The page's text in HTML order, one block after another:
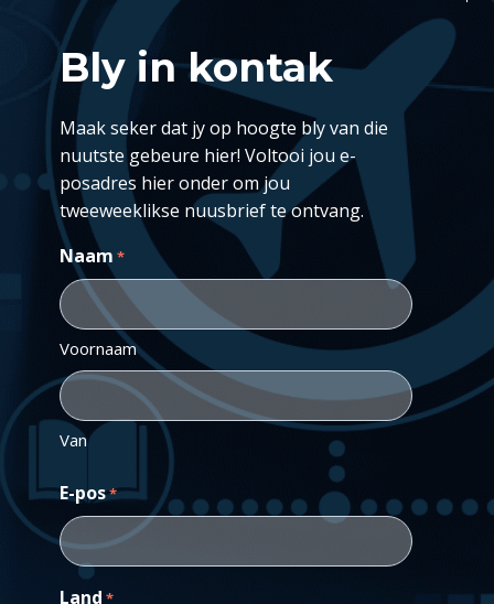
Bly in kontak
Maak seker dat jy op hoogte bly van die
nuutste gebeure hier! Voltooi jou e-
posadres hier onder om jou
tweeweeklikse nuusbrief te ontvang.
Naam *
Voornaam
Van
E-pos*
Land *